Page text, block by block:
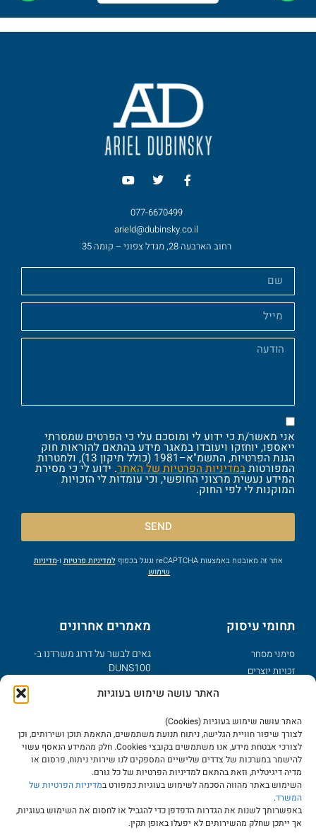
האתר עושה שימוש בעוגיות
האתר עושה שימוש בעוגיות (Cookies)
לצורך שיפור חוויית הגלישה, ניתוח תנועת משתמשים, התאמת תוכן ושירותים, וכן
לצורכי אבטחת מידע, אנו משתמשים בקובצי Cookies. חלק מהמידע הנאסף עשוי
להישמר במערכות של צדדים שלישיים המספקים לנו שירותי ניתוח, פרסום או
מדיה דיגיטלית, וזאת בהתאם למדיניות הפרטיות של כל גורם.
השימוש באתר מהווה הסכמה לשימוש בעוגיות כמפורט במדיניות הפרטיות של
המשרד.
באפשרותך לשנות את הגדרות הדפדפן כדי להגביל או לחסום את השימוש בעוגיות,
אך ייתכן שחלק מהשירותים לא יפעלו באופן תקין.
מאמרים אחרונים
גאים לבשר על דרוג משרדנו ב-
DUNS100
מזל טוב – נולד לך מותג
יישוב מחלוקות בשמות מתחם
בינ"ל דומיינים כלליים ו-UDRP
הפקדת יצירות כהגנה על זכויות
יוצרים
שבוע הספר העברי וקניין רוחני
תחומי עיסוק
סימני מסחר
זכויות יוצרים
סודות מסחריים
עוולות מסחריות
מרכז ידע
מאמרים
מאגרי מידע
שאלות נפוצות
077-6670499
arield@dubinsky.co.il
רחוב הארבעה 28, מגדל צפוני – קומה 35
אני מאשר/ת כי ידוע לי ומוסכם עלי כי הפרטים שמסרתי
ייאספו, יוחזקו ויעובדו במאגר מידע בהתאם להוראות חוק
הגנת הפרטיות, התשמ"א–1981 (כולל תיקון 13), ולמטרות
המפורטותבמדיניות הפרטיות של האתר. ידוע לי כי מסירת
המידע נעשית מרצוני החופשי, וכי עומדות לי הזכויות
המוקנות לי לפי החוק.
SEND
אתר זה מאובטח באמצעות reCAPTCHA וגוגל בכפוף למדיניות פרטיות ו-מדיניות
שימוש.